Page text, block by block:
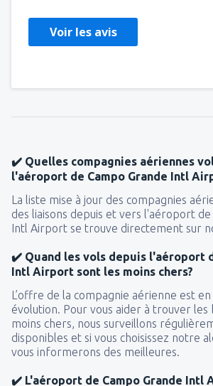
Voir les avis
✔️ Quelles compagnies aériennes
l'aéroport de Campo Grande Intl
La liste mise à jour des compagnies
des liaisons depuis et vers l'aéroport de
Intl Airport se trouve directement sur
✔️ Quand les vols depuis l'aéroport
Intl Airport sont les moins chers?
L’offre de la compagnie aérienne est
évolution. Pour vous aider à trouver les
moins chers, nous surveillons
disponibles et si vous choisissez notre
vous informerons des meilleures.
✔️ L'aéroport de Campo Grande Intl